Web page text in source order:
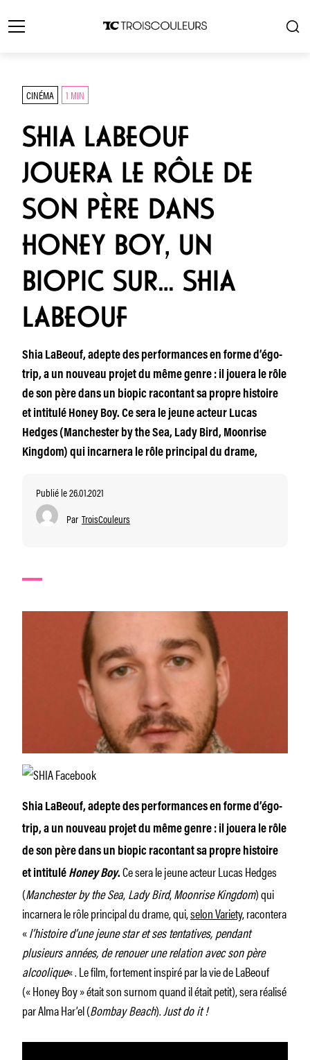
CINÉMA 1 MIN
SHIA LABEOUF
JOUERA LE RÔLE DE
SON PÈRE DANS
HONEY BOY, UN
BIOPIC SUR… SHIA
LABEOUF
Shia LaBeouf, adepte des performances en forme d’égo-
trip, a un nouveau projet du même genre : il jouera le rôle
de son père dans un biopic racontant sa propre histoire
et intitulé Honey Boy. Ce sera le jeune acteur Lucas
Hedges (Manchester by the Sea, Lady Bird, Moonrise
Kingdom) qui incarnera le rôle principal du drame,
Publié le 26.01.2021
Par TroisCouleurs
Shia LaBeouf, adepte des performances en forme d’égo-
trip, a un nouveau projet du même genre : il jouera le rôle
de son père dans un biopic racontant sa propre histoire
et intitulé Honey Boy. Ce sera le jeune acteur Lucas Hedges
(Manchester by the Sea,Lady Bird,Moonrise Kingdom) qui
incarnera le rôle principal du drame, qui,selon Variety, racontera
«l’histoire d’une jeune star et ses tentatives, pendant
plusieurs années, de renouer une relation avec son père
alcoolique« . Le film, fortement inspiré par la vie de LaBeouf
(« Honey Boy » était son surnom quand il était petit), sera réalisé
par Alma Har’el (Bombay Beach).Just do it !